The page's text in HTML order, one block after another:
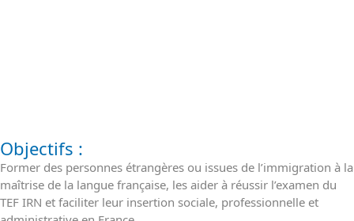
Objectifs :
Former des personnes étrangères ou issues de l’immigration à la
maîtrise de la langue française, les aider à réussir l’examen du
TEF IRN et faciliter leur insertion sociale, professionnelle et